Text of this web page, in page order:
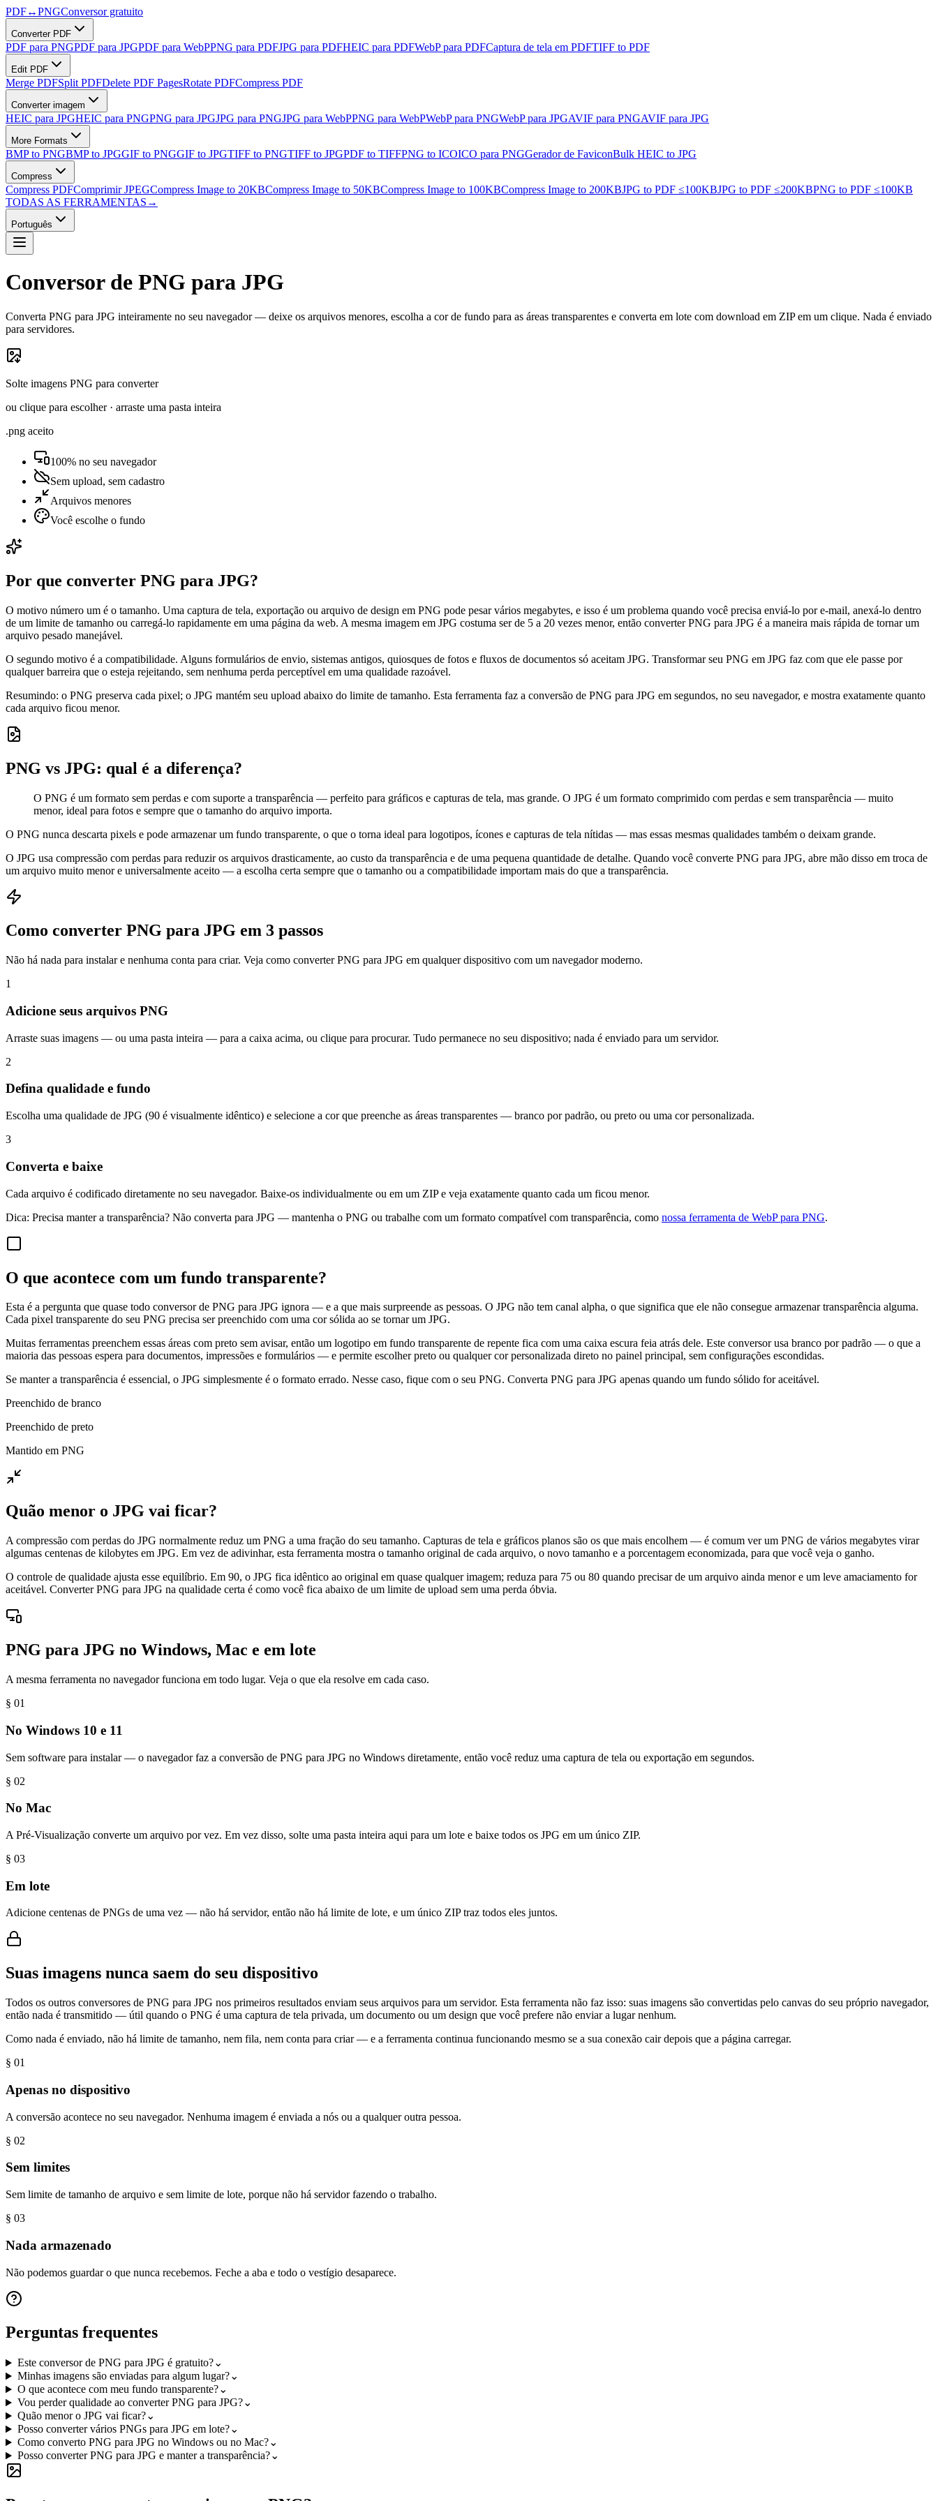
PDF↔PNGConversor gratuito
Converter PDF
PDF para PNGPDF para JPGPDF para WebPPNG para PDFJPG para PDFHEIC para PDFWebP para PDFCaptura de tela em PDFTIFF to PDF
Edit PDF
Merge PDFSplit PDFDelete PDF PagesRotate PDFCompress PDF
Converter imagem
HEIC para JPGHEIC para PNGPNG para JPGJPG para PNGJPG para WebPPNG para WebPWebP para PNGWebP para JPGAVIF para PNGAVIF para JPG
More Formats
BMP to PNGBMP to JPGGIF to PNGGIF to JPGTIFF to PNGTIFF to JPGPDF to TIFFPNG to ICOICO para PNGGerador de FaviconBulk HEIC to JPG
Compress
Compress PDFComprimir JPEGCompress Image to 20KBCompress Image to 50KBCompress Image to 100KBCompress Image to 200KBJPG to PDF ≤100KBJPG to PDF ≤200KBPNG to PDF ≤100KB
TODAS AS FERRAMENTAS →
Português
Conversor de PNG para JPG
Converta PNG para JPG inteiramente no seu navegador — deixe os arquivos menores, escolha a cor de fundo para as áreas transparentes e converta em lote com download em ZIP em um clique. Nada é enviado
para servidores.
Solte imagens PNG para converter
ou clique para escolher · arraste uma pasta inteira
.png aceito
100% no seu navegador
Sem upload, sem cadastro
Arquivos menores
Você escolhe o fundo
Por que converter PNG para JPG?
O motivo número um é o tamanho. Uma captura de tela, exportação ou arquivo de design em PNG pode pesar vários megabytes, e isso é um problema quando você precisa enviá-lo por e-mail, anexá-lo dentro
de um limite de tamanho ou carregá-lo rapidamente em uma página da web. A mesma imagem em JPG costuma ser de 5 a 20 vezes menor, então converter PNG para JPG é a maneira mais rápida de tornar um
arquivo pesado manejável.
O segundo motivo é a compatibilidade. Alguns formulários de envio, sistemas antigos, quiosques de fotos e fluxos de documentos só aceitam JPG. Transformar seu PNG em JPG faz com que ele passe por
qualquer barreira que o esteja rejeitando, sem nenhuma perda perceptível em uma qualidade razoável.
Resumindo: o PNG preserva cada pixel; o JPG mantém seu upload abaixo do limite de tamanho. Esta ferramenta faz a conversão de PNG para JPG em segundos, no seu navegador, e mostra exatamente quanto
cada arquivo ficou menor.
PNG vs JPG: qual é a diferença?
O PNG é um formato sem perdas e com suporte a transparência — perfeito para gráficos e capturas de tela, mas grande. O JPG é um formato comprimido com perdas e sem transparência — muito
menor, ideal para fotos e sempre que o tamanho do arquivo importa.
O PNG nunca descarta pixels e pode armazenar um fundo transparente, o que o torna ideal para logotipos, ícones e capturas de tela nítidas — mas essas mesmas qualidades também o deixam grande.
O JPG usa compressão com perdas para reduzir os arquivos drasticamente, ao custo da transparência e de uma pequena quantidade de detalhe. Quando você converte PNG para JPG, abre mão disso em troca de
um arquivo muito menor e universalmente aceito — a escolha certa sempre que o tamanho ou a compatibilidade importam mais do que a transparência.
Como converter PNG para JPG em 3 passos
Não há nada para instalar e nenhuma conta para criar. Veja como converter PNG para JPG em qualquer dispositivo com um navegador moderno.
1
Adicione seus arquivos PNG
Arraste suas imagens — ou uma pasta inteira — para a caixa acima, ou clique para procurar. Tudo permanece no seu dispositivo; nada é enviado para um servidor.
2
Defina qualidade e fundo
Escolha uma qualidade de JPG (90 é visualmente idêntico) e selecione a cor que preenche as áreas transparentes — branco por padrão, ou preto ou uma cor personalizada.
3
Converta e baixe
Cada arquivo é codificado diretamente no seu navegador. Baixe-os individualmente ou em um ZIP e veja exatamente quanto cada um ficou menor.
Dica: Precisa manter a transparência? Não converta para JPG — mantenha o PNG ou trabalhe com um formato compatível com transparência, como nossa ferramenta de WebP para PNG.
O que acontece com um fundo transparente?
Esta é a pergunta que quase todo conversor de PNG para JPG ignora — e a que mais surpreende as pessoas. O JPG não tem canal alpha, o que significa que ele não consegue armazenar transparência alguma.
Cada pixel transparente do seu PNG precisa ser preenchido com uma cor sólida ao se tornar um JPG.
Muitas ferramentas preenchem essas áreas com preto sem avisar, então um logotipo em fundo transparente de repente fica com uma caixa escura feia atrás dele. Este conversor usa branco por padrão — o que a
maioria das pessoas espera para documentos, impressões e formulários — e permite escolher preto ou qualquer cor personalizada direto no painel principal, sem configurações escondidas.
Se manter a transparência é essencial, o JPG simplesmente é o formato errado. Nesse caso, fique com o seu PNG. Converta PNG para JPG apenas quando um fundo sólido for aceitável.
Preenchido de branco
Preenchido de preto
Mantido em PNG
Quão menor o JPG vai ficar?
A compressão com perdas do JPG normalmente reduz um PNG a uma fração do seu tamanho. Capturas de tela e gráficos planos são os que mais encolhem — é comum ver um PNG de vários megabytes virar
algumas centenas de kilobytes em JPG. Em vez de adivinhar, esta ferramenta mostra o tamanho original de cada arquivo, o novo tamanho e a porcentagem economizada, para que você veja o ganho.
O controle de qualidade ajusta esse equilíbrio. Em 90, o JPG fica idêntico ao original em quase qualquer imagem; reduza para 75 ou 80 quando precisar de um arquivo ainda menor e um leve amaciamento for
aceitável. Converter PNG para JPG na qualidade certa é como você fica abaixo de um limite de upload sem uma perda óbvia.
PNG para JPG no Windows, Mac e em lote
A mesma ferramenta no navegador funciona em todo lugar. Veja o que ela resolve em cada caso.
§ 01
No Windows 10 e 11
Sem software para instalar — o navegador faz a conversão de PNG para JPG no Windows diretamente, então você reduz uma captura de tela ou exportação em segundos.
§ 02
No Mac
A Pré-Visualização converte um arquivo por vez. Em vez disso, solte uma pasta inteira aqui para um lote e baixe todos os JPG em um único ZIP.
§ 03
Em lote
Adicione centenas de PNGs de uma vez — não há servidor, então não há limite de lote, e um único ZIP traz todos eles juntos.
Suas imagens nunca saem do seu dispositivo
Todos os outros conversores de PNG para JPG nos primeiros resultados enviam seus arquivos para um servidor. Esta ferramenta não faz isso: suas imagens são convertidas pelo canvas do seu próprio navegador,
então nada é transmitido — útil quando o PNG é uma captura de tela privada, um documento ou um design que você prefere não enviar a lugar nenhum.
Como nada é enviado, não há limite de tamanho, nem fila, nem conta para criar — e a ferramenta continua funcionando mesmo se a sua conexão cair depois que a página carregar.
§ 01
Apenas no dispositivo
A conversão acontece no seu navegador. Nenhuma imagem é enviada a nós ou a qualquer outra pessoa.
§ 02
Sem limites
Sem limite de tamanho de arquivo e sem limite de lote, porque não há servidor fazendo o trabalho.
§ 03
Nada armazenado
Não podemos guardar o que nunca recebemos. Feche a aba e todo o vestígio desaparece.
Perguntas frequentes
Este conversor de PNG para JPG é gratuito?⌄
Minhas imagens são enviadas para algum lugar?⌄
O que acontece com meu fundo transparente?⌄
Vou perder qualidade ao converter PNG para JPG?⌄
Quão menor o JPG vai ficar?⌄
Posso converter vários PNGs para JPG em lote?⌄
Como converto PNG para JPG no Windows ou no Mac?⌄
Posso converter PNG para JPG e manter a transparência?⌄